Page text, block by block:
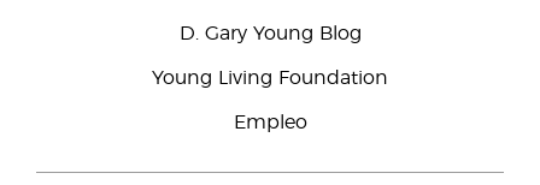
D. Gary Young Blog
Young Living Foundation
Empleo